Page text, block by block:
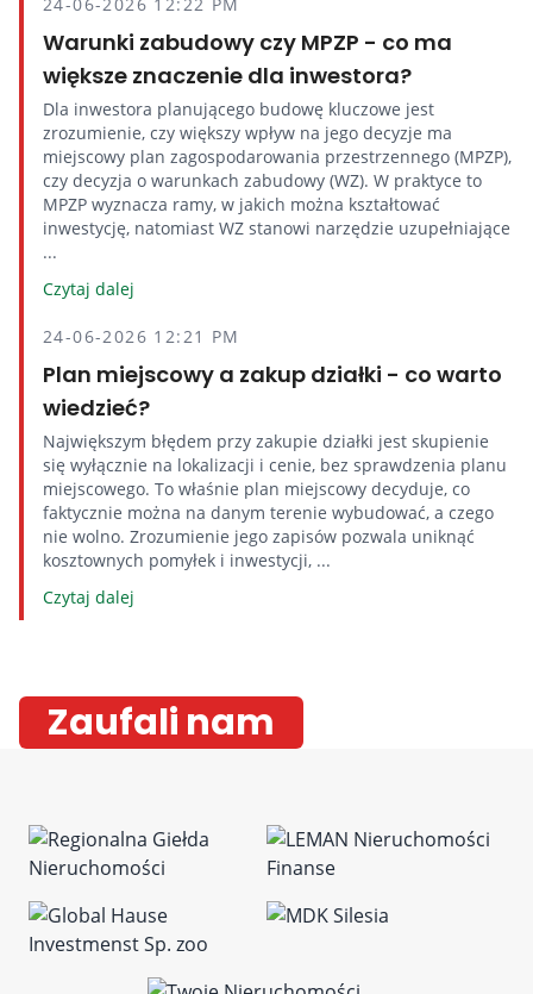
Warunki zabudowy czy MPZP - co ma
większe znaczenie dla inwestora?
Dla inwestora planującego budowę kluczowe jest
zrozumienie, czy większy wpływ na jego decyzje ma
miejscowy plan zagospodarowania przestrzennego (MPZP),
czy decyzja o warunkach zabudowy (WZ). W praktyce to
MPZP wyznacza ramy, w jakich można kształtować
inwestycję, natomiast WZ stanowi narzędzie uzupełniające
...
Czytaj dalej
24-06-2026 12:21 PM
Plan miejscowy a zakup działki - co warto
wiedzieć?
Największym błędem przy zakupie działki jest skupienie
się wyłącznie na lokalizacji i cenie, bez sprawdzenia planu
miejscowego. To właśnie plan miejscowy decyduje, co
faktycznie można na danym terenie wybudować, a czego
nie wolno. Zrozumienie jego zapisów pozwala uniknąć
kosztownych pomyłek i inwestycji, ...
Czytaj dalej
Zaufali nam